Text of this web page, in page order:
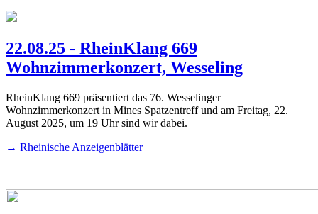
22.08.25 - RheinKlang 669
Wohnzimmerkonzert, Wesseling
RheinKlang 669 präsentiert das 76. Wesselinger
Wohnzimmerkonzert in Mines Spatzentreff und am Freitag, 22.
August 2025, um 19 Uhr sind wir dabei.
→ Rheinische Anzeigenblätter